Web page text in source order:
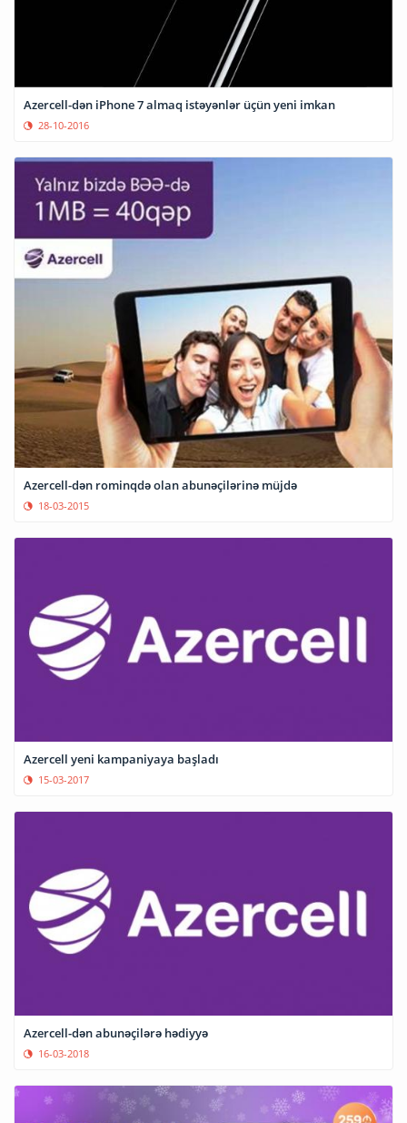
Azercell-dən iPhone 7 almaq istəyənlər üçün yeni imkan
28-10-2016
Azercell-dən rominqdə olan abunəçilərinə müjdə
18-03-2015
Azercell yeni kampaniyaya başladı
15-03-2017
Azercell-dən abunəçilərə hədiyyə
16-03-2018